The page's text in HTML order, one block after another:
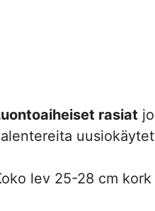
rasiat
lev 25-28 cm kork